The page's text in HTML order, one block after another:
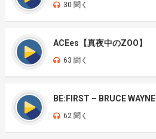
30 聞く
ACEes【真夜中のZOO】
63 聞く
BE:FIRST – BRUCE WAYNE
62 聞く